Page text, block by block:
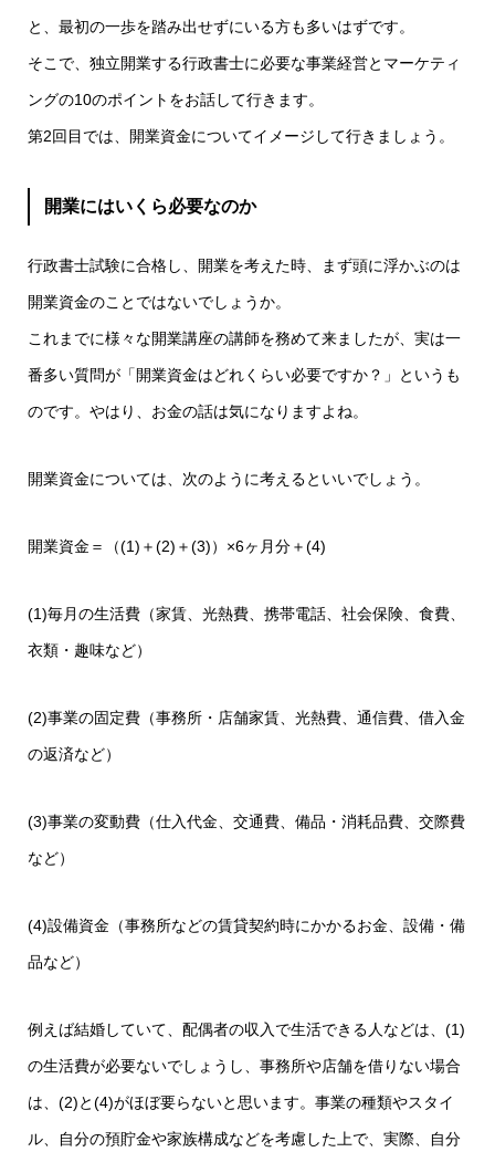
と、最初の一歩を踏み出せずにいる方も多いはずです。
そこで、独立開業する行政書士に必要な事業経営とマーケティ
ングの10のポイントをお話して行きます。
第2回目では、開業資金についてイメージして行きましょう。
開業にはいくら必要なのか
行政書士試験に合格し、開業を考えた時、まず頭に浮かぶのは
開業資金のことではないでしょうか。
これまでに様々な開業講座の講師を務めて来ましたが、実は一
番多い質問が「開業資金はどれくらい必要ですか？」というも
のです。やはり、お金の話は気になりますよね。
開業資金については、次のように考えるといいでしょう。
開業資金＝（(1)＋(2)＋(3)）×6ヶ月分＋(4)
(1)毎月の生活費（家賃、光熱費、携帯電話、社会保険、食費、
衣類・趣味など）
(2)事業の固定費（事務所・店舗家賃、光熱費、通信費、借入金
の返済など）
(3)事業の変動費（仕入代金、交通費、備品・消耗品費、交際費
など）
(4)設備資金（事務所などの賃貸契約時にかかるお金、設備・備
品など）
例えば結婚していて、配偶者の収入で生活できる人などは、(1)
の生活費が必要ないでしょうし、事務所や店舗を借りない場合
は、(2)と(4)がほぼ要らないと思います。事業の種類やスタイ
ル、自分の預貯金や家族構成などを考慮した上で、実際、自分